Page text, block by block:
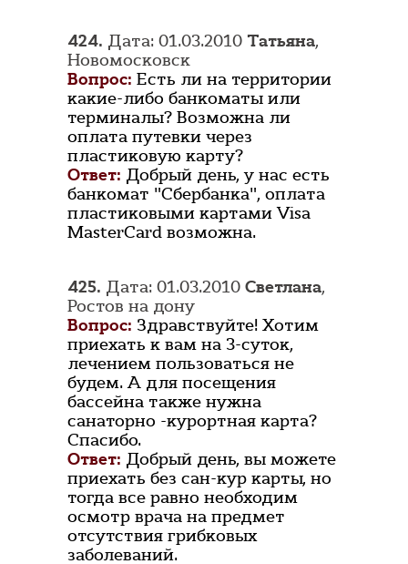
424. Дата: 01.03.2010 Татьяна,
Новомосковск
Вопрос: Есть ли на территории
какие-либо банкоматы или
терминалы? Возможна ли
оплата путевки через
пластиковую карту?
Ответ: Добрый день, у нас есть
банкомат "Сбербанка", оплата
пластиковыми картами Visa
MasterCard возможна.
425. Дата: 01.03.2010 Светлана,
Ростов на дону
Вопрос: Здравствуйте! Хотим
приехать к вам на 3-суток,
лечением пользоваться не
будем. А для посещения
бассейна также нужна
санаторно -курортная карта?
Спасибо.
Ответ: Добрый день, вы можете
приехать без сан-кур карты, но
тогда все равно необходим
осмотр врача на предмет
отсутствия грибковых
заболеваний.